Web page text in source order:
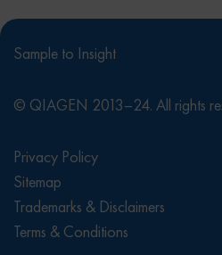
Sample to Insight
© QIAGEN 2013–24. All rights
Privacy Policy
Sitemap
Trademarks & Disclaimers
Terms & Conditions